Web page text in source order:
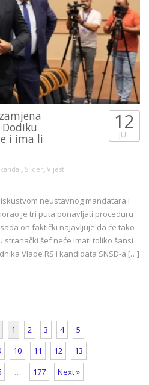
i ima li
, Slider, Vijesti
12
JUL
neustavnog mandatara i
je tri puta ponavljati proceduru
on faktički najavljuje da će tako
stranački šef neće imati toliko šansi
Vlade RS i kandidata SNSD-a […]
1 2 3 4
5
10 11 12
13
… 177 Next »